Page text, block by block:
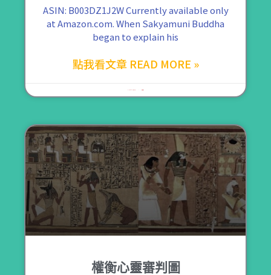
ASIN: B003DZ1J2W Currently available only
at Amazon.com. When Sakyamuni Buddha
began to explain his
點我看文章 READ MORE »
權衡心靈審判圖